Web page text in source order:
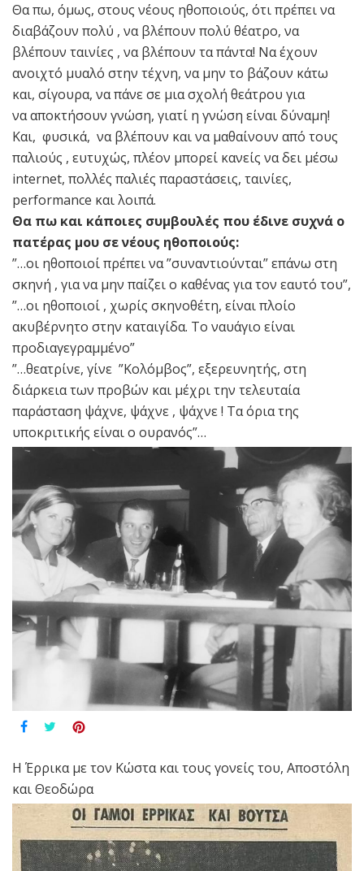
Θα πω, όμως, στους νέους ηθοποιούς, ότι πρέπει να
διαβάζουν πολύ , να βλέπουν πολύ θέατρο, να
βλέπουν ταινίες , να βλέπουν τα πάντα! Να έχουν
ανοιχτό μυαλό στην τέχνη, να μην το βάζουν κάτω
και, σίγουρα, να πάνε σε μια σχολή θεάτρου για
να αποκτήσουν γνώση, γιατί η γνώση είναι δύναμη!
Και, φυσικά, να βλέπουν και να μαθαίνουν από τους
παλιούς , ευτυχώς, πλέον μπορεί κανείς να δει μέσω
internet, πολλές παλιές παραστάσεις, ταινίες,
performance και λοιπά.
Θα πω και κάποιες συμβουλές που έδινε συχνά ο
πατέρας μου σε νέους ηθοποιούς:
”…οι ηθοποιοί πρέπει να ”συναντιούνται” επάνω στη
σκηνή , για να μην παίζει ο καθένας για τον εαυτό του”,
”…οι ηθοποιοί , χωρίς σκηνοθέτη, είναι πλοίο
ακυβέρνητο στην καταιγίδα. Το ναυάγιο είναι
προδιαγεγραμμένο”
”…θεατρίνε, γίνε ”Κολόμβος”, εξερευνητής, στη
διάρκεια των προβών και μέχρι την τελευταία
παράσταση ψάχνε, ψάχνε , ψάχνε ! Τα όρια της
υποκριτικής είναι ο ουρανός”…
Η Έρρικα με τον Κώστα και τους γονείς του, Αποστόλη
και Θεοδώρα